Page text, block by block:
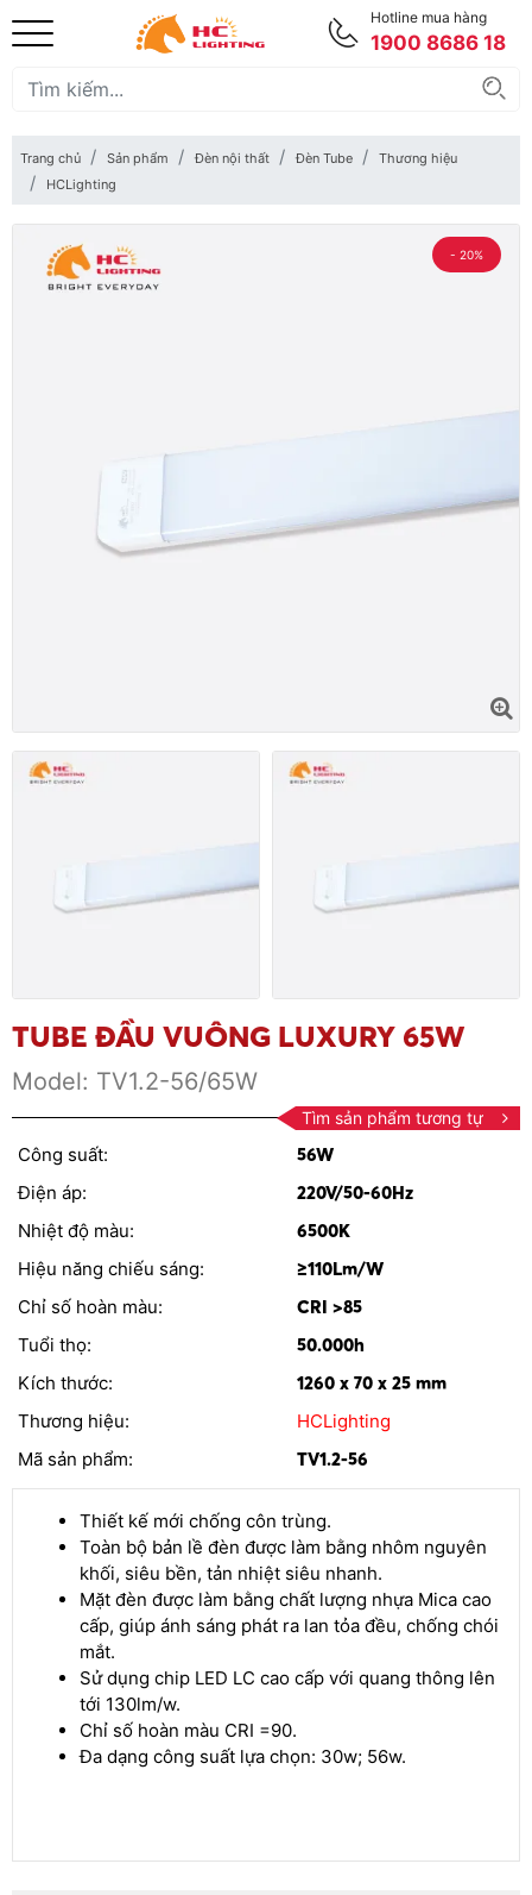
Hotline mua hàng
1900 8686 18
Trang chủ Sản phẩm Đèn nội thất Đèn Tube
Thương hiệu
HCLighting
- 20%
TUBE ĐẦU VUÔNG LUXURY 65W
Model: TV1.2-56/65W
Tìm sản phẩm tương tự
Công suất:
56W
Điện áp:
220V/50-60Hz
Nhiệt độ màu:
6500K
Hiệu năng chiếu sáng:
≥110Lm/W
Chỉ số hoàn màu:
CRI >85
Tuổi thọ:
50.000h
Kích thước:
1260 x 70 x 25 mm
Thương hiệu:
HCLighting
Mã sản phẩm:
TV1.2-56
Thiết kế mới chống côn trùng.
Toàn bộ bản lề đèn được làm bằng nhôm nguyên
khối, siêu bền, tản nhiệt siêu nhanh.
Mặt đèn được làm bằng chất lượng nhựa Mica cao
cấp, giúp ánh sáng phát ra lan tỏa đều, chống chói
mắt.
Sử dụng chip LED LC cao cấp với quang thông lên
tới 130lm/w.
Chỉ số hoàn màu CRI =90.
Đa dạng công suất lựa chọn: 30w; 56w.